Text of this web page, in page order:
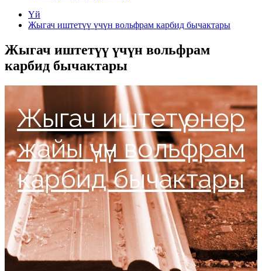
Үй
Жыгач иштетүү үчүн вольфрам карбид бычактары
Жыгач иштетүү үчүн вольфрам
карбид бычактары
Жыгач иштетүү өнөр
жайы үчүн вольфрам
карбид бычактары